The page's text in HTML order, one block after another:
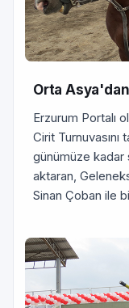
Orta
Erzurum Portalı
Cirit
günümüze kadar
aktaran,
Sinan Çoban ile